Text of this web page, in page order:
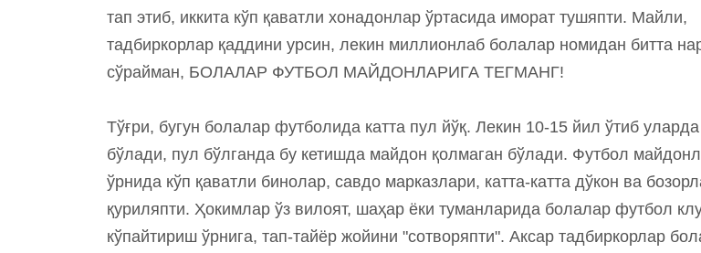
тап этиб, иккита кўп қаватли хонадонлар ўртасида иморат тушяпти. Майли,
тадбиркорлар қаддини урсин, лекин миллионлаб болалар номидан битта
сўрайман, БОЛАЛАР ФУТБОЛ МАЙДОНЛАРИГА ТЕГМАНГ!
Тўғри, бугун болалар футболида катта пул йўқ. Лекин 10-15 йил ўтиб
бўлади, пул бўлганда бу кетишда майдон қолмаган бўлади. Футбол
ўрнида кўп қаватли бинолар, савдо марказлари, катта-катта дўкон ва
қуриляпти. Ҳокимлар ўз вилоят, шаҳар ёки туманларида болалар футбол
кўпайтириш ўрнига, тап-тайёр жойини "сотворяпти". Аксар тадбиркорлар